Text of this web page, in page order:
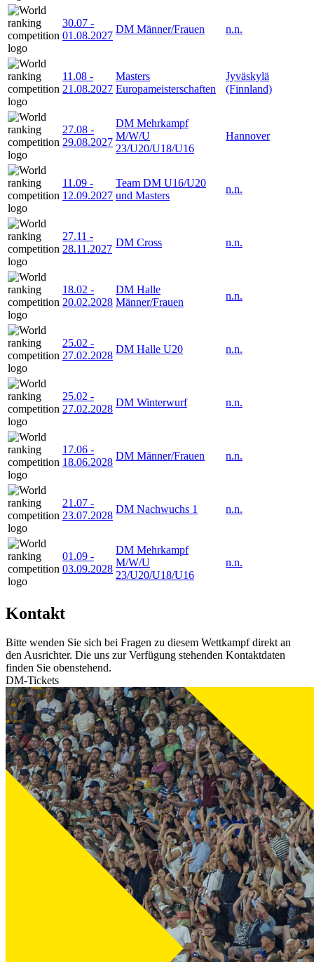
30.07 -
01.08.2027
DM Männer/Frauen n.n.
11.08 -
21.08.2027
Masters
Europameisterschaften
Jyväskylä
(Finnland)
27.08 -
29.08.2027
DM Mehrkampf
M/W/U
23/U20/U18/U16
Hannover
11.09 -
12.09.2027
Team DM U16/U20
und Masters
n.n.
27.11 -
28.11.2027
DM Cross n.n.
18.02 -
20.02.2028
DM Halle
Männer/Frauen
n.n.
25.02 -
27.02.2028
DM Halle U20 n.n.
25.02 -
27.02.2028
DM Winterwurf n.n.
17.06 -
18.06.2028
DM Männer/Frauen n.n.
21.07 -
23.07.2028
DM Nachwuchs 1 n.n.
01.09 -
03.09.2028
DM Mehrkampf
M/W/U
23/U20/U18/U16
n.n.
Kontakt
Bitte wenden Sie sich bei Fragen zu diesem Wettkampf direkt an
den Ausrichter. Die uns zur Verfügung stehenden Kontaktdaten
finden Sie obenstehend.
DM-Tickets